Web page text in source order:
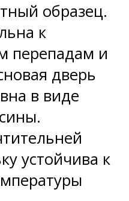
образец.
к
перепадам и
дверь
в виде
устойчива к